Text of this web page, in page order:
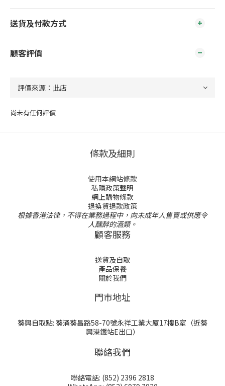
送貨及付款方式
顧客評價
尚未有任何評價
條款及細則
使用本網站條款
私隱政策聲明
網上購物條款
退換貨退款政策
根據香港法律，不得在業務過程中，向未成年人售賣或供應令
人醺醉的酒類。
顧客服務
送貨及自取
產品保養
關於我們
門巿地址
葵興自取點: 葵涌葵昌路58-70號永祥工業大厦17樓B室（近葵
興港鐵站E出口）
聯絡我們
聯絡電話: (852) 2396 2818